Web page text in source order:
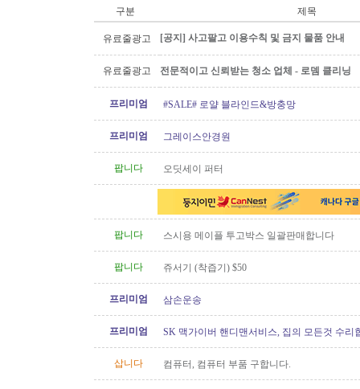
구분 제목
유료줄광고 [공지] 사고팔고 이용수칙 및 금지 물품 안내
유료줄광고 전문적이고 신뢰받는 청소 업체 - 로뎀 클리닝
프리미엄 #SALE# 로얄 블라인드&방충망
프리미엄 그레이스안경원
팝니다 오딧세이 퍼터
팝니다 스시용 메이플 투고박스 일괄판매합니다
팝니다 쥬서기 (착즙기) $50
프리미엄 삼손운송
프리미엄 SK 맥가이버 핸디맨서비스, 집의 모든것 수리
삽니다 컴퓨터, 컴퓨터 부품 구합니다.